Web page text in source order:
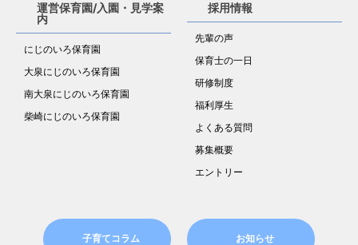
運営保育園/入園・見学案
内
にじのいろ保育園
大泉にじのいろ保育園
南大泉にじのいろ保育園
柴崎にじのいろ保育園
採用情報
先輩の声
保育士の一日
研修制度
福利厚生
よくある質問
募集概要
エントリー
子育てコラム お知らせ